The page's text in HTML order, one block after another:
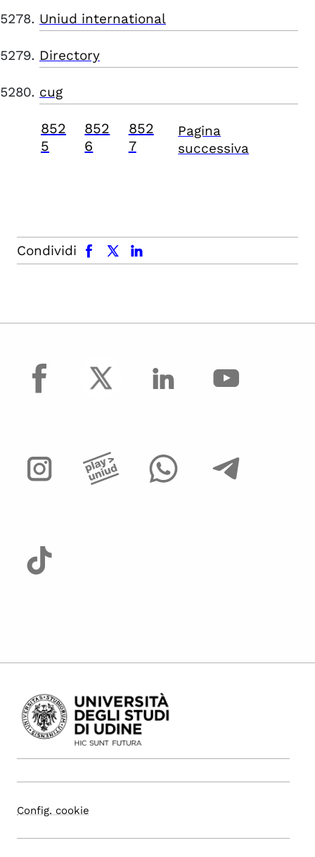
Uniud international
Directory
cug
852
5
852
6
852
7
Pagina
successiva
Condividi
facebook x.com linkedin
facebook
Config. cookie